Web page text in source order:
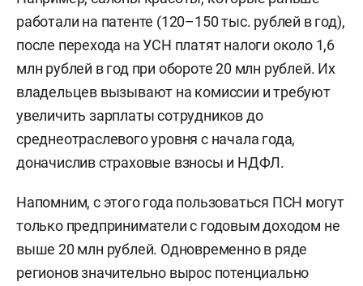
работали на патенте (120–150 тыс. рублей в год),
после перехода на УСН платят налоги около 1,6
млн рублей в год при обороте 20 млн рублей. Их
владельцев вызывают на комиссии и требуют
увеличить зарплаты сотрудников до
среднеотраслевого уровня с начала года,
доначислив страховые взносы и НДФЛ.
Напомним, с этого года пользоваться ПСН могут
только предприниматели с годовым доходом не
выше 20 млн рублей. Одновременно в ряде
регионов значительно вырос потенциально